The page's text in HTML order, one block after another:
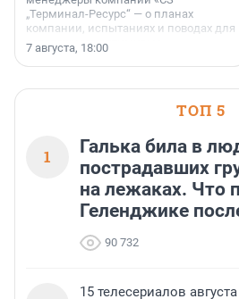
„Терминал-Ресурс“ — о планах
компании, испытаниях и поводах для
осторожного оптимизма.
7 августа, 18:00
ТОП 5
1
Галька била в
пострадавших
на лежаках. Что
Геленджике
90 732
15 телесериалов